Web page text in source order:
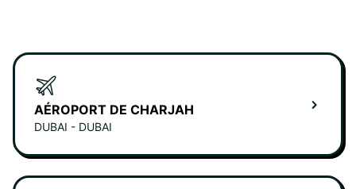
AÉROPORT DE CHARJAH
DUBAI - DUBAI